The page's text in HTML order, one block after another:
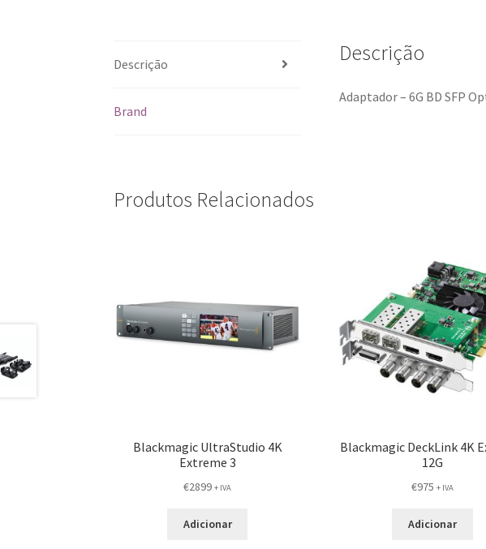
Descrição
Brand
Descrição
Adaptador – 6G BD SFP
Produtos Relacionados
Blackmagic UltraStudio 4K
Extreme 3
€2899 + IVA
Adicionar
Blackmagic DeckLink 4K
12G
€975 + IVA
Adicionar